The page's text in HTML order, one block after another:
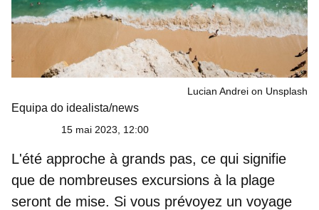
Lucian Andrei on Unsplash
Equipa do idealista/news
15 mai 2023, 12:00
L'été approche à grands pas, ce qui signifie
que de nombreuses excursions à la plage
seront de mise. Si vous prévoyez un voyage